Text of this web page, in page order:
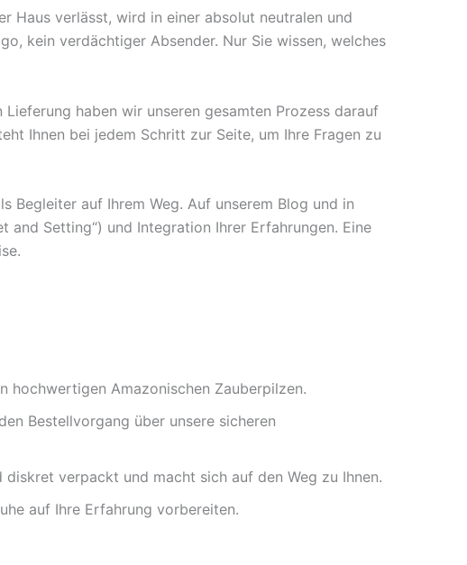
Haus verlässt, wird in einer absolut neutralen und
kein verdächtiger Absender. Nur Sie wissen, welches
haben wir unseren gesamten Prozess darauf
Ihnen bei jedem Schritt zur Seite, um Ihre Fragen zu
Begleiter auf Ihrem Weg. Auf unserem Blog und in
Setting“) und Integration Ihrer Erfahrungen. Eine
hochwertigen Amazonischen Zauberpilzen.
Bestellvorgang über unsere sicheren
verpackt und macht sich auf den Weg zu Ihnen.
auf Ihre Erfahrung vorbereiten.